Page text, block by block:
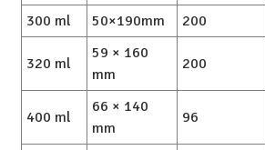
300 ml 50×190mm 200
320 ml
59 × 160
mm
200
400 ml
66 × 140
mm
96